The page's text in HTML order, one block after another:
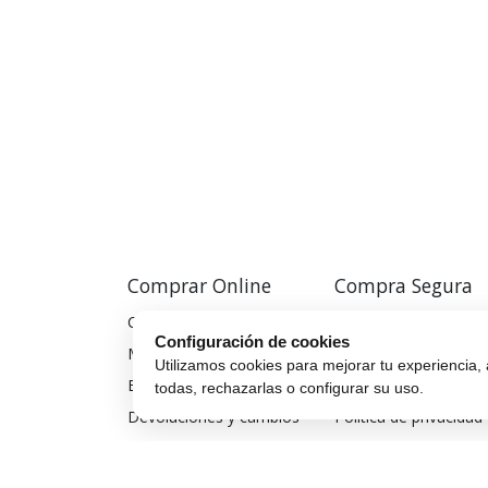
Comprar Online
Cómo comprar
Métodos de pago
Envío y entrega
Devoluciones y cambios
Compra Segura
Seguros para móviles
Aviso legal
Política de privacidad
Configuración de cookies
Utilizamos cookies para mejorar tu
todas, rechazarlas o configurar su uso.